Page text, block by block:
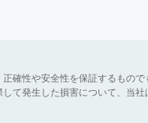
確性や安全性を保証するもの
て発生した損害について、当